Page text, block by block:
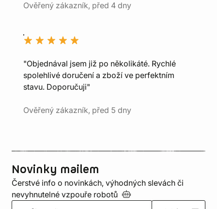
Ověřený zákazník, před 4 dny
"Objednával jsem již po několikáté. Rychlé
spolehlivé doručení a zboží ve perfektním
stavu. Doporučuji"
Ověřený zákazník, před 5 dny
Novinky mailem
Čerstvé info o novinkách, výhodných slevách či
nevyhnutelné vzpouře robotů